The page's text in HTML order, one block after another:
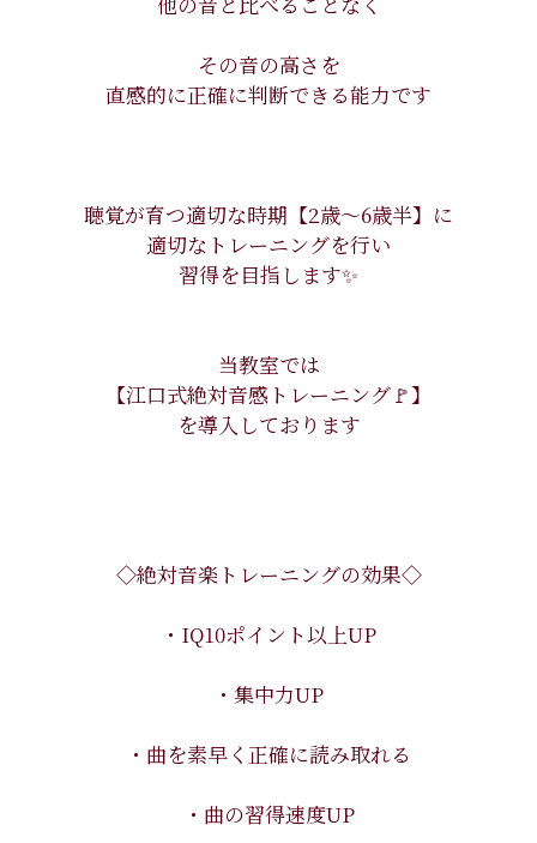
その音の高さを
直感的に正確に判断できる能力です
聴覚が育つ適切な時期【2歳〜6歳半】に
適切なトレーニングを行い
習得を目指します✨
当教室では
【江口式絶対音感トレーニング🚩】
を導入しております
◇絶対音楽トレーニングの効果◇
・IQ10ポイント以上UP
・集中力UP
・曲を素早く正確に読み取れる
・曲の習得速度UP